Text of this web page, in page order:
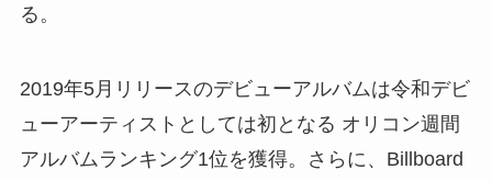
る。
2019年5月リリースのデビューアルバムは令和デビ
ューアーティストとしては初となる オリコン週間
アルバムランキング1位を獲得。さらに、Billboard